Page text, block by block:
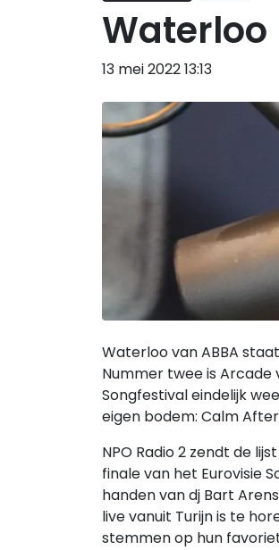
Waterloo
13 mei 2022 13:13
Waterloo van ABBA
Nummer twee is Arcade
Songfestival eindelijk
eigen bodem: Calm
NPO Radio 2 zendt de
finale van het Eurovisie
handen van dj Bart
live vanuit Turijn is te
stemmen op hun